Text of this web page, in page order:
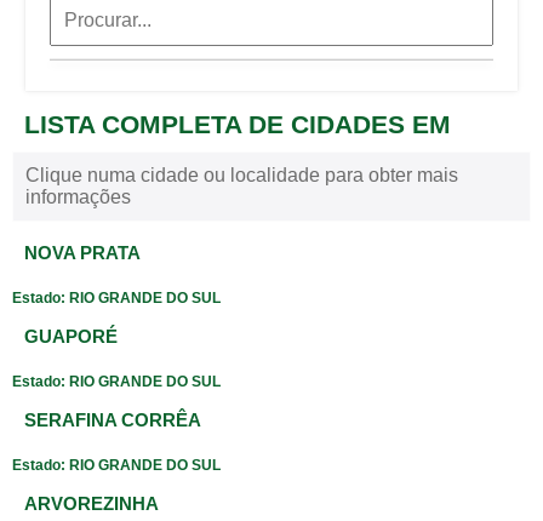
LISTA COMPLETA DE CIDADES EM
Clique numa cidade ou localidade para obter mais
informações
NOVA PRATA
Estado: RIO GRANDE DO SUL
GUAPORÉ
Estado: RIO GRANDE DO SUL
SERAFINA CORRÊA
Estado: RIO GRANDE DO SUL
ARVOREZINHA